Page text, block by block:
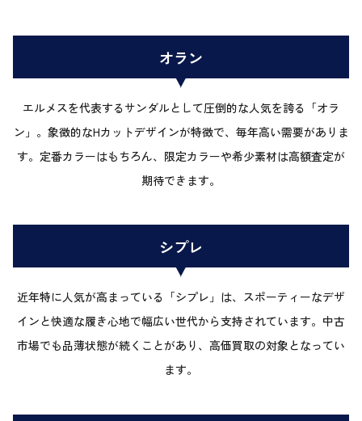
オラン
エルメスを代表するサンダルとして圧倒的な人気を誇る「オラ
ン」。象徴的なHカットデザインが特徴で、毎年高い需要がありま
す。定番カラーはもちろん、限定カラーや希少素材は高額査定が
期待できます。
シプレ
近年特に人気が高まっている「シプレ」は、スポーティーなデザ
インと快適な履き心地で幅広い世代から支持されています。中古
市場でも品薄状態が続くことがあり、高価買取の対象となってい
ます。